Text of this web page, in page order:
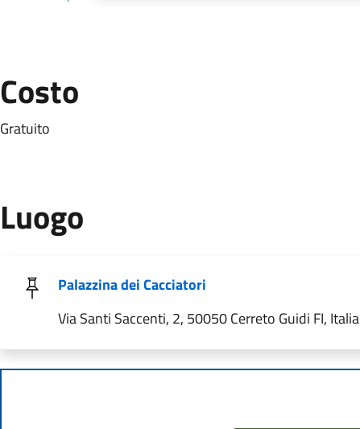
Costo
Gratuito
Luogo
Palazzina dei Cacciatori
Via Santi Saccenti, 2, 50050 Cerreto Guidi FI, Italia